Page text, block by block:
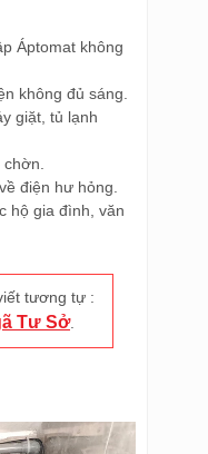
Áptomat không
không đủ sáng.
giặt, tủ lạnh
điện hư hỏng.
hộ gia đình, văn
tương tự :
Tư Sở.